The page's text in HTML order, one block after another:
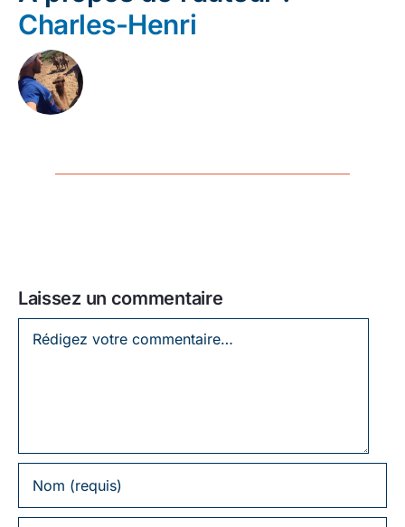
Charles-Henri
Laissez un commentaire
Laissez